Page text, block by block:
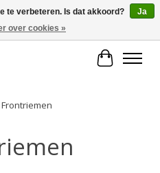
verzending!
Frontriemen
te verbeteren. Is dat akkoord?
Ja
over cookies »